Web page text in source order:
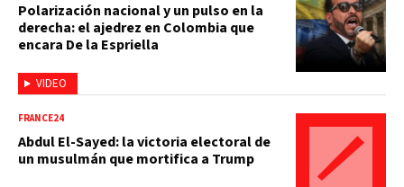
VIDEO
Polarización nacional y un pulso en la
derecha: el ajedrez en Colombia que
encara De la Espriella
FRANCE24
Abdul El-Sayed: la victoria electoral de
un musulmán que mortifica a Trump